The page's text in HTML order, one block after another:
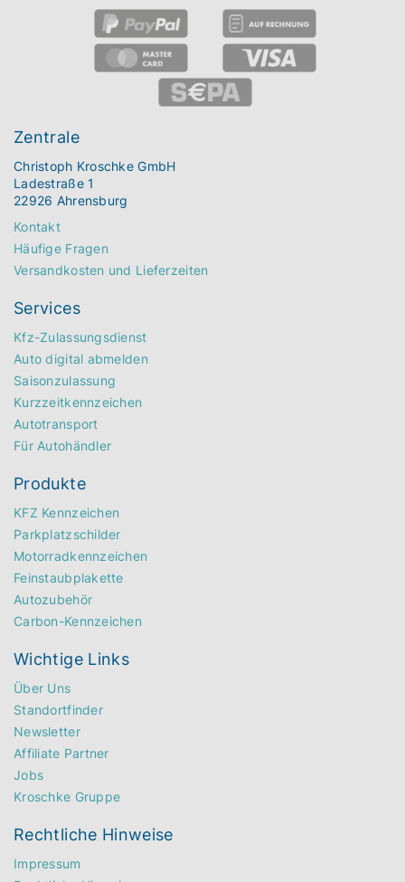
Zentrale
Christoph Kroschke GmbH
Ladestraße 1
22926 Ahrensburg
Kontakt
Häufige Fragen
Versandkosten und Lieferzeiten
Services
Kfz-Zulassungsdienst
Auto digital abmelden
Saisonzulassung
Kurzzeitkennzeichen
Autotransport
Für Autohändler
Produkte
KFZ Kennzeichen
Parkplatzschilder
Motorradkennzeichen
Feinstaubplakette
Autozubehör
Carbon-Kennzeichen
Wichtige Links
Über Uns
Standortfinder
Newsletter
Affiliate Partner
Jobs
Kroschke Gruppe
Rechtliche Hinweise
Impressum